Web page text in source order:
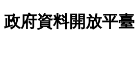
跳至主要內容
政府資料開放平臺